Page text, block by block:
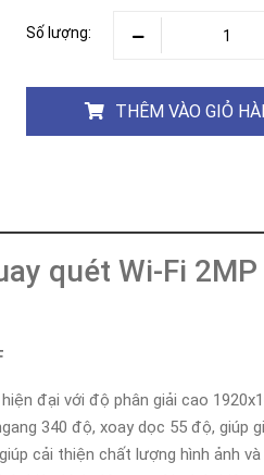
KHÓA
THÔNG
Faster
Số lượng:
THÊM VÀO GIỎ
quét Wi-Fi
đại với độ phân giải cao
340 độ, xoay dọc 55 độ,
cải thiện chất lượng hình